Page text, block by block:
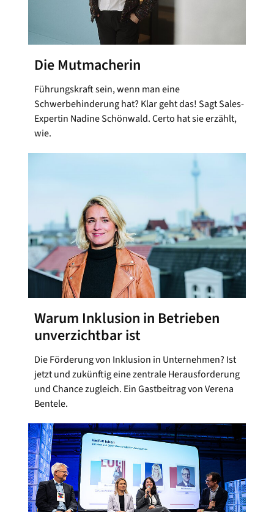
Die Mutmacherin
Führungskraft sein, wenn man eine
Schwerbehinderung hat? Klar geht das! Sagt Sales-
Expertin Nadine Schönwald. Certo hat sie erzählt,
wie.
Warum Inklusion in Betrieben
unverzichtbar ist
Die Förderung von Inklusion in Unternehmen? Ist
jetzt und zukünftig eine zentrale Herausforderung
und Chance zugleich. Ein Gastbeitrag von Verena
Bentele.